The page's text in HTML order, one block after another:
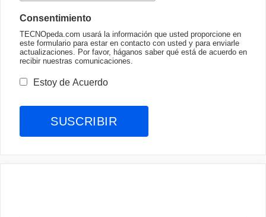
Consentimiento
TECNOpeda.com usará la información que usted proporcione en
este formulario para estar en contacto con usted y para enviarle
actualizaciones. Por favor, háganos saber qué está de acuerdo en
recibir nuestras comunicaciones.
Estoy de Acuerdo